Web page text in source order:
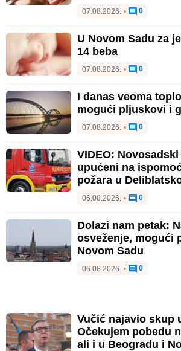
07.08.2026. • 0
U Novom Sadu za
14 beba
07.08.2026. • 0
I danas veoma
mogući pljuskovi i
07.08.2026. • 0
VIDEO:
upućeni na
požara u
06.08.2026. • 0
Dolazi nam petak:
osveženje, mogući
Novom Sadu
06.08.2026. • 0
Vučić najavio skup
Očekujem pobedu
ali i u Beogradu i